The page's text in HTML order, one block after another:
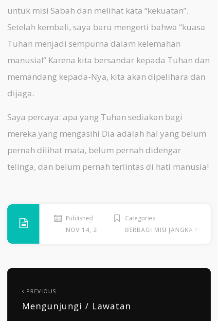
untuk misi Sabah dan melihat kata “kekuatan”.
Setelah kembali, saya baru mengerti bahwa “kuasa
Tuhan menjadi sempurna dalam kelemahan
manusia!” Karena kita bersandar kepada Tuhan dan
memandang kepada-Nya, kita akan dipelihara dan
dijaga.
Saya percaya: apa yang Tuhan sediakan bagi
mereka yang mengasihi Dia adalah hal yang belum
pernah dilihat mata, belum pernah didengar
telinga, dan belum pernah terlintas di hati manusia!
Published
NOV 14, 2025
Categories
BERBAGI MISI JANGKA
PREVIOUS
Mengunjungi / Lawatan